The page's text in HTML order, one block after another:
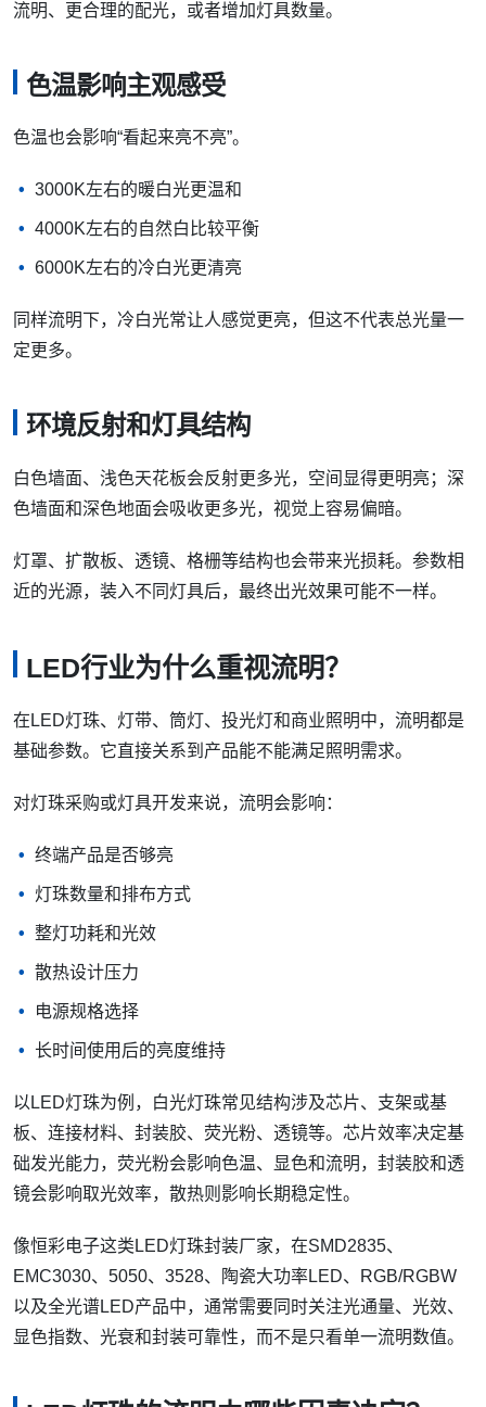
流明、更合理的配光，或者增加灯具数量。
色温影响主观感受
色温也会影响“看起来亮不亮”。
3000K左右的暖白光更温和
4000K左右的自然白比较平衡
6000K左右的冷白光更清亮
同样流明下，冷白光常让人感觉更亮，但这不代表总光量一
定更多。
环境反射和灯具结构
白色墙面、浅色天花板会反射更多光，空间显得更明亮；深
色墙面和深色地面会吸收更多光，视觉上容易偏暗。
灯罩、扩散板、透镜、格栅等结构也会带来光损耗。参数相
近的光源，装入不同灯具后，最终出光效果可能不一样。
LED行业为什么重视流明？
在LED灯珠、灯带、筒灯、投光灯和商业照明中，流明都是
基础参数。它直接关系到产品能不能满足照明需求。
对灯珠采购或灯具开发来说，流明会影响：
终端产品是否够亮
灯珠数量和排布方式
整灯功耗和光效
散热设计压力
电源规格选择
长时间使用后的亮度维持
以LED灯珠为例，白光灯珠常见结构涉及芯片、支架或基
板、连接材料、封装胶、荧光粉、透镜等。芯片效率决定基
础发光能力，荧光粉会影响色温、显色和流明，封装胶和透
镜会影响取光效率，散热则影响长期稳定性。
像恒彩电子这类LED灯珠封装厂家，在SMD2835、
EMC3030、5050、3528、陶瓷大功率LED、RGB/RGBW
以及全光谱LED产品中，通常需要同时关注光通量、光效、
显色指数、光衰和封装可靠性，而不是只看单一流明数值。